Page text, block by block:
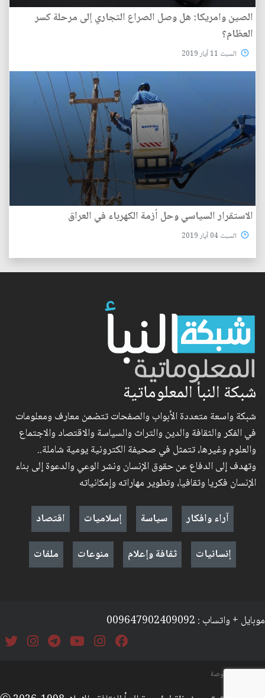
الصين وامريكا: هل وصل الصراع التجاري إلى مرحلة كسر
العظام؟
السبت 11 آيار 2019
الاستقرار السياسي وحل أزمة الكهرباء في العراق
السبت 04 آيار 2019
شبكة النبأ المعلوماتية
شبكة واسعة متعددة الأبواب والصفحات تتضمن معارف ومعلومات
في الفكر والثقافة والدين والتراث والسياسة والاقتصاد والاجتماع
والعلوم وغيرها، تتمثل في صحيفة الكترونية يومية شاملة..
وتهدف إلى الدفاع عن حقوق الإنسان ونشر الوعي والدعوة إلى بناء
الإنسان فكريا وثقافيا، وتطوير مهاراته وإمكانياته
آراء وافكار
سياسة إسلاميات
اقتصاد
إنسانيات
ثقافة وإعلام منوعات ملفات
موبايل + واتساب : 009647902409092
السياسة والخصوصة